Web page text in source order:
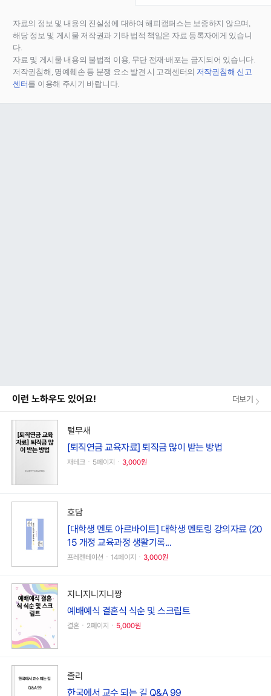
자료의 정보 및 내용의 진실성에 대하여 해피캠퍼스는 보증하지 않으며,
해당 정보 및 게시물 저작권과 기타 법적 책임은 자료 등록자에게 있습니
다.
자료 및 게시물 내용의 불법적 이용, 무단 전재∙배포는 금지되어 있습니다.
저작권침해, 명예훼손 등 분쟁 요소 발견 시 고객센터의 저작권침해 신고
센터를 이용해 주시기 바랍니다.
이런 노하우도 있어요! 더보기
털무새
[퇴직연금 교육자료] 퇴직금 많이 받는 방법
재테크ㆍ5페이지ㆍ 3,000원
호담
[대학생 멘토 아르바이트] 대학생 멘토링 강의자료 (20
15 개정 교육과정 생활기록...
프레젠테이션ㆍ14페이지ㆍ 3,000원
지니지니지니짱
예배예식 결혼식 식순 및 스크립트
결혼ㆍ2페이지ㆍ 5,000원
졸리
한국에서 교수 되는 길 Q&A 99